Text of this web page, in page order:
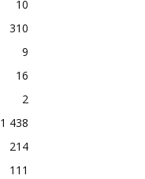
10
310
9
16
2
1 438
214
111